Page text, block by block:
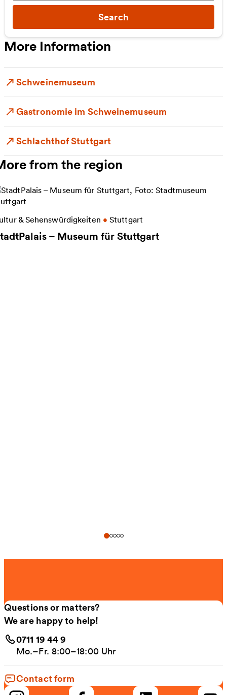
Search
More Information
Schweinemuseum
Gastronomie im Schweinemuseum
Schlachthof Stuttgart
from the region
& Sehenswürdigkeiten • Stuttgart
– Museum für Stuttgart
information on StadtPalais – Museum für
Questions or matters?
We are happy to help!
0711 19 44 9
Mo.–Fr. 8:00–18:00 Uhr
Contact form